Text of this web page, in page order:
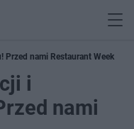
Przed nami Restaurant Week
i
nami